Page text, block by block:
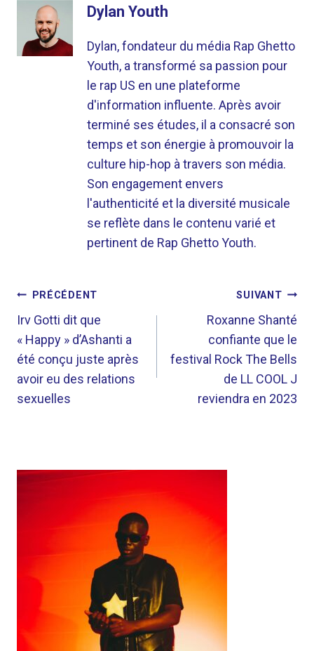
Dylan Youth
Dylan, fondateur du média Rap Ghetto
Youth, a transformé sa passion pour
le rap US en une plateforme
d'information influente. Après avoir
terminé ses études, il a consacré son
temps et son énergie à promouvoir la
culture hip-hop à travers son média.
Son engagement envers
l'authenticité et la diversité musicale
se reflète dans le contenu varié et
pertinent de Rap Ghetto Youth.
NAVIGATION
DE
L’ARTICLE
PRÉCÉDENT
Irv Gotti dit que
« Happy » d’Ashanti a
été conçu juste après
avoir eu des relations
sexuelles
SUIVANT
Roxanne Shanté
confiante que le
festival Rock The Bells
de LL COOL J
reviendra en 2023